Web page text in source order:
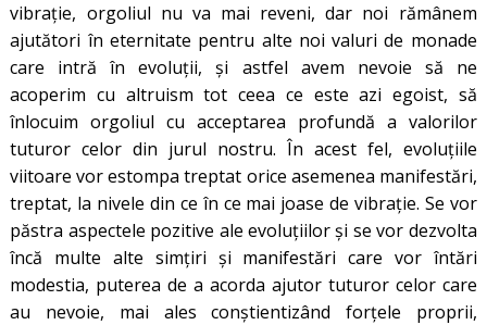
vibrație, orgoliul nu va mai reveni, dar noi rămânem
ajutători în eternitate pentru alte noi valuri de monade
care intră în evoluții, și astfel avem nevoie să ne
acoperim cu altruism tot ceea ce este azi egoist, să
înlocuim orgoliul cu acceptarea profundă a valorilor
tuturor celor din jurul nostru. În acest fel, evoluțiile
viitoare vor estompa treptat orice asemenea manifestări,
treptat, la nivele din ce în ce mai joase de vibrație. Se vor
păstra aspectele pozitive ale evoluțiilor și se vor dezvolta
încă multe alte simțiri și manifestări care vor întări
modestia, puterea de a acorda ajutor tuturor celor care
au nevoie, mai ales conștientizând forțele proprii,